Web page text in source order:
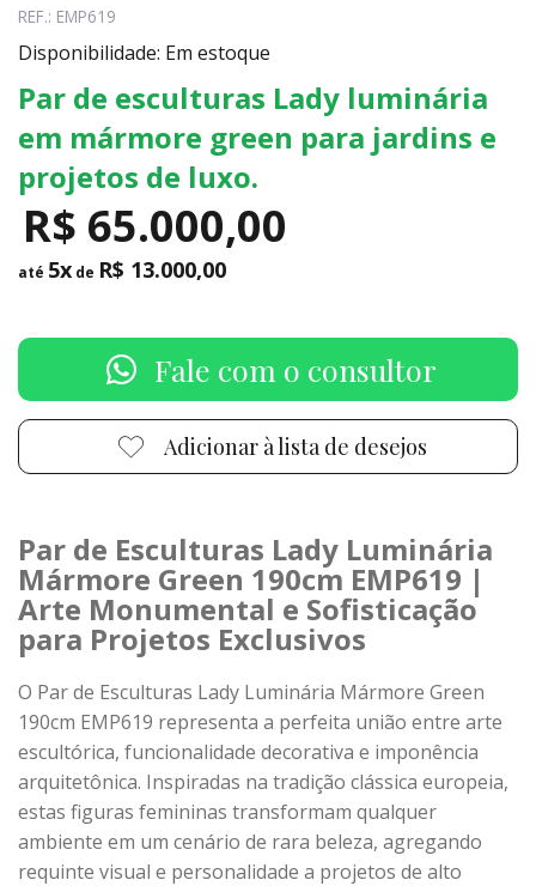
REF.: EMP619
Disponibilidade: Em estoque
Par de esculturas Lady luminária
em mármore green para jardins e
projetos de luxo.
R$ 65.000,00
até 5x de R$ 13.000,00
Fale com o consultor
Adicionar à lista de desejos
Par de Esculturas Lady Luminária
Mármore Green 190cm EMP619 |
Arte Monumental e Sofisticação
para Projetos Exclusivos
O Par de Esculturas Lady Luminária Mármore Green
190cm EMP619 representa a perfeita união entre arte
escultórica, funcionalidade decorativa e imponência
arquitetônica. Inspiradas na tradição clássica europeia,
estas figuras femininas transformam qualquer
ambiente em um cenário de rara beleza, agregando
requinte visual e personalidade a projetos de alto